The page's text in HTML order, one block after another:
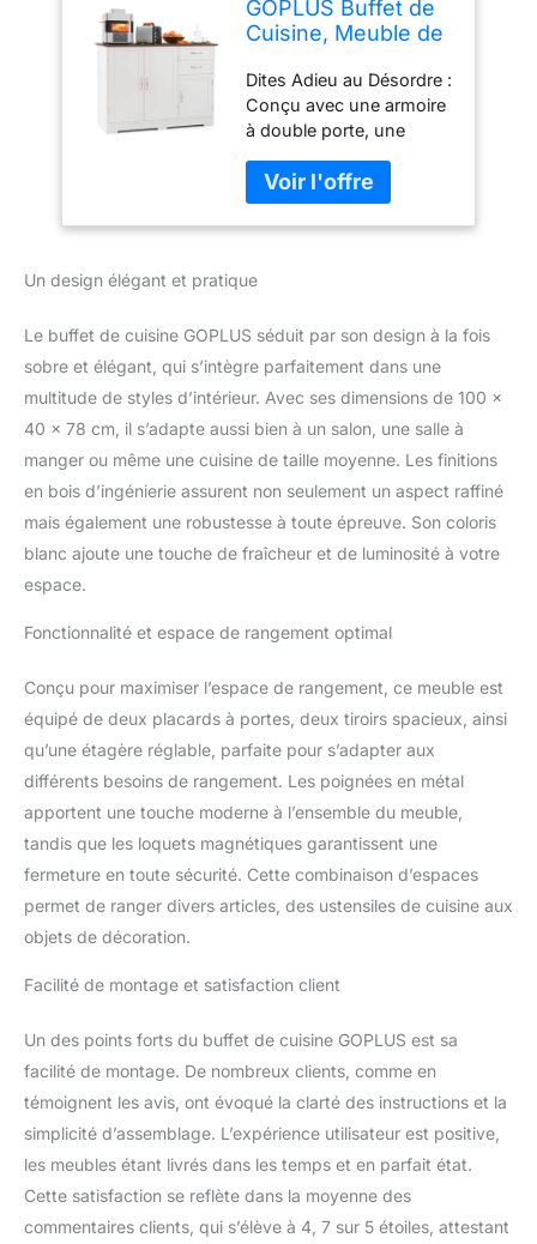
GOPLUS Buffet de
Cuisine, Meuble de
Placards à Portes, 2
Tiroirs, Comptoir
Spacieux, Étagère
Réglable, pour
Salon, Salle à
Manger,
100x40x78cm
Dites Adieu au Désordre :
Conçu avec une armoire
à double porte, une
tiroirs et un comptoir
spacieux, ce garde-
manger offre beaucoup
ustensiles de cuisine, les
boissons, les vins, etc. et
constitue une solution
de rangement
fonctionnelle. Étagère
Réglable : Notre buffet
est conçu avec une
étagère réglable à 3
positions pour ranger
des objets de différentes
tailles. Vous pouvez
fonction de la hauteur de
à vos différents besoins
de rangement.
Construction Solide et
Durable : Fabriquée à
partir de planches
épaisses de haute
qualité, cette armoire est
solide, durable, ne se
déforme pas facilement
et a une forte capacité de
charnières renforcées et
facilitent l'ouverture et la
fermeture des portes de
l'armoire. Style Simple et
Élégant : Avec un look
moderne et des lignes
épurées, notre meuble
de rangement peut
s'adapter à différents
styles de décoration et
Un design élégant et pratique
Le buffet de cuisine GOPLUS séduit par son design à la fois
sobre et élégant, qui s’intègre parfaitement dans une
multitude de styles d’intérieur. Avec ses dimensions de 100 x
40 x 78 cm, il s’adapte aussi bien à un salon, une salle à
manger ou même une cuisine de taille moyenne. Les finitions
en bois d’ingénierie assurent non seulement un aspect raffiné
mais également une robustesse à toute épreuve. Son coloris
blanc ajoute une touche de fraîcheur et de luminosité à votre
espace.
Fonctionnalité et espace de rangement optimal
Conçu pour maximiser l’espace de rangement, ce meuble est
équipé de deux placards à portes, deux tiroirs spacieux, ainsi
qu’une étagère réglable, parfaite pour s’adapter aux
différents besoins de rangement. Les poignées en métal
apportent une touche moderne à l’ensemble du meuble,
tandis que les loquets magnétiques garantissent une
fermeture en toute sécurité. Cette combinaison d’espaces
permet de ranger divers articles, des ustensiles de cuisine aux
objets de décoration.
Facilité de montage et satisfaction client
Un des points forts du buffet de cuisine GOPLUS est sa
facilité de montage. De nombreux clients, comme en
témoignent les avis, ont évoqué la clarté des instructions et la
simplicité d’assemblage. L’expérience utilisateur est positive,
les meubles étant livrés dans les temps et en parfait état.
Cette satisfaction se reflète dans la moyenne des
commentaires clients, qui s’élève à 4, 7 sur 5 étoiles, attestant